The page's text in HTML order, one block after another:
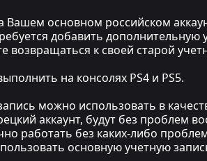
Вашем основном российском
добавить
возвращаться к своей старой
на консолях PS4 и PS5.
можно использовать в
аккаунт, будут без проблем
работать без каких-либо
основную учетную